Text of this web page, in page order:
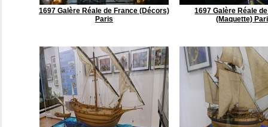
1697 Galère Réale de France (Décors)
Paris
1697 Galère Réale
(Maquette)